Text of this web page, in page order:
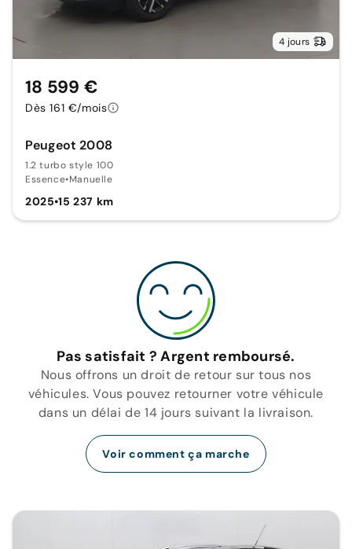
4 jours
Peugeot 2008
1.2 turbo style 100
Essence•Manuelle
2025•15 237 km
18 599 €
Dès 161 €/mois
Pas satisfait ? Argent remboursé.
Nous offrons un droit de retour sur tous nos
véhicules. Vous pouvez retourner votre véhicule
dans un délai de 14 jours suivant la livraison.
Voir comment ça marche